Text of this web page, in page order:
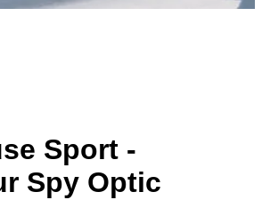
Sport -
Spy Optic